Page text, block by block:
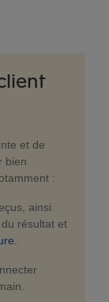
et de
bien
:
ainsi
résultat et